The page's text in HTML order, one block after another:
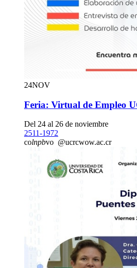
24NOV
Feria: Virtual de Empleo
Del 24 al 26 de noviembre
2511-1972
colnpbvo @ucrcwow.ac.cr